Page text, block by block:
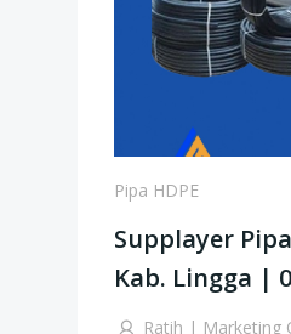
Pipa HDPE
Supplayer
Kab. Lingga |
Ratih | Marketing